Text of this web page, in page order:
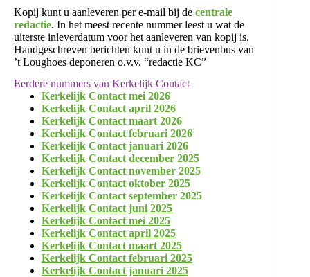
Kopij kunt u aanleveren per e-mail bij de centrale
redactie. In het meest recente nummer leest u wat de
uiterste inleverdatum voor het aanleveren van kopij is.
Handgeschreven berichten kunt u in de brievenbus van
’t Loughoes deponeren o.v.v. “redactie KC”
Eerdere nummers van Kerkelijk Contact
Kerkelijk Contact mei 2026
Kerkelijk Contact april 2026
Kerkelijk Contact maart 2026
Kerkelijk Contact februari 2026
Kerkelijk Contact januari 2026
Kerkelijk Contact december 2025
Kerkelijk Contact november 2025
Kerkelijk Contact oktober 2025
Kerkelijk Contact september 2025
Kerkelijk Contact juni 2025
Kerkelijk Contact mei 2025
Kerkelijk Contact april 2025
Kerkelijk Contact maart 2025
Kerkelijk Contact februari 2025
Kerkelijk Contact januari 2025